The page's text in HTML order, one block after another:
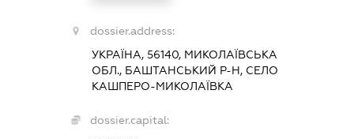
dossier.address:
УКРАЇНА, 56140, МИКОЛАЇВСЬКА
ОБЛ., БАШТАНСЬКИЙ Р-Н, СЕЛО
КАШПЕРО-МИКОЛАЇВКА
dossier.capital: